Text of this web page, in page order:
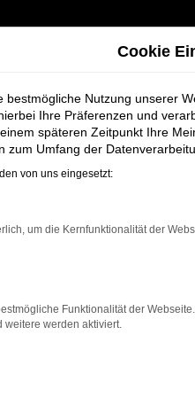
Koch für Rotenburg
die ein
bietet Komfort,
breiten Auswahl
Cookie
bestmögliche Nutzung unserer
Ihre Präferenzen und
späteren Zeitpunkt Ihre
zum Umfang der
von uns eingesetzt:
um die Kernfunktionalität der
Funktionalität der
weitere werden aktiviert.